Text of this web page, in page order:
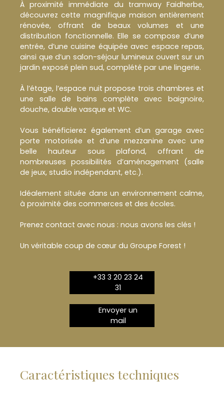
À proximité immédiate du tramway Faidherbe,
découvrez cette magnifique maison entièrement
rénovée, offrant de beaux volumes et une
distribution fonctionnelle. Elle se compose d’une
entrée, d’une cuisine équipée avec espace repas,
ainsi que d’un salon-séjour lumineux ouvert sur un
jardin exposé plein sud, complété par une lingerie.
À l’étage, l’espace nuit propose trois chambres et
une salle de bains complète avec baignoire,
douche, double vasque et WC.
Vous bénéficierez également d’un garage avec
porte motorisée et d’une mezzanine avec une
belle hauteur sous plafond, offrant de
nombreuses possibilités d’aménagement (salle
de jeux, studio indépendant, etc.).
Idéalement située dans un environnement calme,
à proximité des commerces et des écoles.
Prenez contact avec nous : nous avons les clés !
Un véritable coup de cœur du Groupe Forest !
+33 3 20 23 24
31
Envoyer un
mail
Caractéristiques techniques